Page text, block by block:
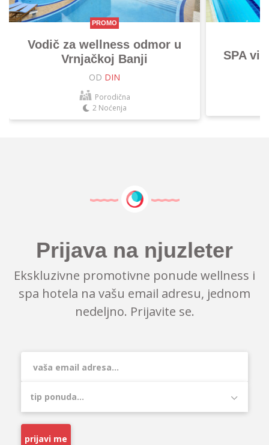
PROMO
Vodič za wellness odmor u
Vrnjačkoj Banji
OD DIN
Porodična
2 Noćenja
SPA
Prijava na njuzleter
Ekskluzivne promotivne ponude wellness i
spa hotela na vašu email adresu, jednom
nedeljno. Prijavite se.
prijavi me